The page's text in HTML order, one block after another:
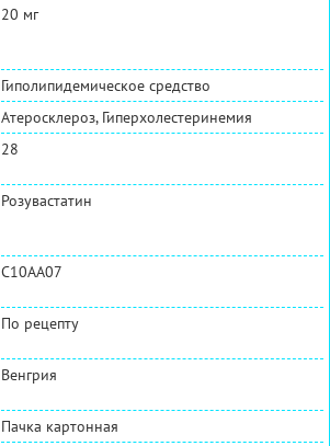
20 мг
Гиполипидемическое средство
Атеросклероз, Гиперхолестеринемия
28
Розувастатин
C10AA07
По рецепту
Венгрия
Пачка картонная